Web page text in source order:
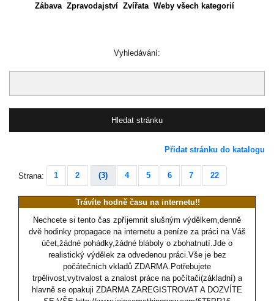
Zábava Zpravodajství Zvířata Weby všech kategorií
Vyhledávání:
Přidat stránku do katalogu
Strana: 1 2 (3) 4 5 6 7 22
Trávíte hodně času na internetu!!
Nechcete si tento čas zpříjemnit slušným výdělkem,denně
dvě hodinky propagace na internetu a peníze za práci na Váš
účet,žádné pohádky,žádné bláboly o zbohatnutí.Jde o
realistický výdělek za odvedenou práci.Vše je bez
počátečních vkladů ZDARMA.Potřebujete
trpělivost,vytrvalost a znalost práce na počítači(základní) a
hlavně se opakuji ZDARMA ZAREGISTROVAT A DOZVÍTE